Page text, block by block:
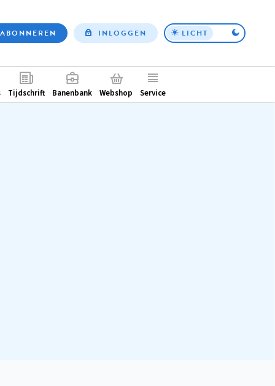
Top
ABONNEREN INLOGGEN LICHT
Tijdschrift Banenbank Webshop Service